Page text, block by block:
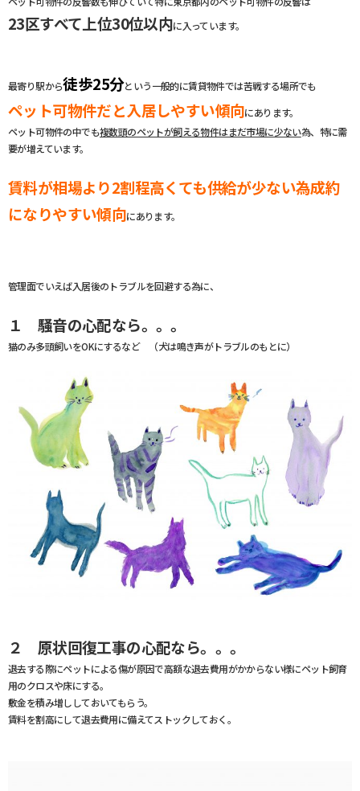
23区すべて上位30位以内に入っています。
最寄り駅から徒歩25分という一般的に賃貸物件では苦戦する場所でも
ペット可物件だと入居しやすい傾向にあります。
ペット可物件の中でも複数頭のペットが飼える物件はまだ市場に少ない為、特に需
要が増えています。
賃料が相場より2割程高くても供給が少ない為成約
になりやすい傾向にあります。
管理面でいえば入居後のトラブルを回避する為に、
１ 騒音の心配なら。。。
猫のみ多頭飼いをOKにするなど （犬は鳴き声がトラブルのもとに）
２ 原状回復工事の心配なら。。。
退去する際にペットによる傷が原因で高額な退去費用がかからない様にペット飼育
用のクロスや床にする。
敷金を積み増ししておいてもらう。
賃料を割高にして退去費用に備えてストックしておく。